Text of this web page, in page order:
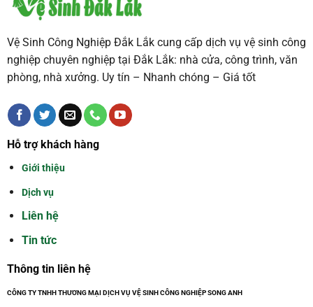
Vệ Sinh Công Nghiệp Đắk Lắk cung cấp dịch vụ vệ sinh công
nghiệp chuyên nghiệp tại Đắk Lắk: nhà cửa, công trình, văn
phòng, nhà xưởng. Uy tín – Nhanh chóng – Giá tốt
Hỗ trợ khách hàng
Giới thiệu
Dịch vụ
Liên hệ
Tin tức
Thông tin liên hệ
CÔNG TY TNHH THƯƠNG MẠI DỊCH VỤ VỆ SINH CÔNG NGHIỆP SONG ANH